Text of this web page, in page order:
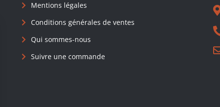
Mentions légales
Conditions générales de ventes
Qui sommes-nous
Suivre une commande